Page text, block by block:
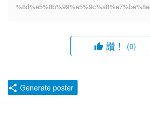
讚！ (0)
Generate poster